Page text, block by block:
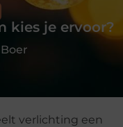
kies je ervoor?
verlichting een